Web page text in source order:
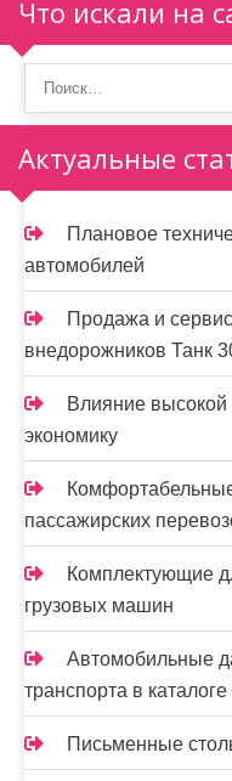
Что искали на
Актуальные
Плановое
автомобилей
Продажа и
внедорожников Танк
Влияние высокой
экономику
пассажирских
Комплектующие
грузовых машин
Автомобильные
транспорта в каталоге
Письменные